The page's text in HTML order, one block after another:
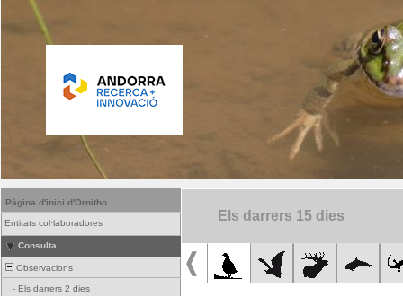
Pàgina d'inici d'Ornitho
Entitats col·laboradores
Consulta
Observacions
- Els darrers 2 dies
Els darrers 15 dies